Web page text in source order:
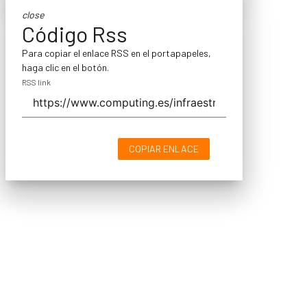
close
Código Rss
Para copiar el enlace RSS en el portapapeles,
haga clic en el botón.
RSS link
COPIAR ENLACE